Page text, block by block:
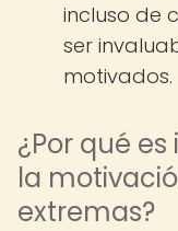
incluso de
ser
motivados.
¿Por qué
la
extremas?